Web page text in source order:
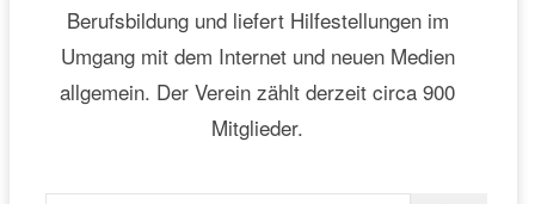
Berufsbildung und liefert Hilfestellungen im
Umgang mit dem Internet und neuen Medien
allgemein. Der Verein zählt derzeit circa 900
Mitglieder.